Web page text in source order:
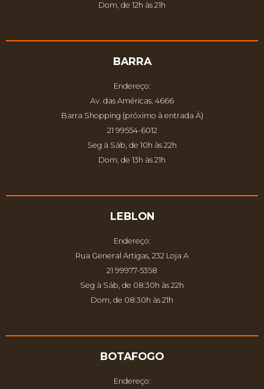
Dom, de 12h às 21h
BARRA
Endereço:
Av. das Américas, 4666
Barra Shopping (próximo à entrada À)
21 99554-6012
Seg à Sáb, de 10h às 22h
Dom, de 13h às 21h
LEBLON
Endereço:
Rua General Artigas, 232 Loja A
21 99977-5358
Seg à Sáb, de 08:30h às 22h
Dom, de 08:30h às 21h
BOTAFOGO
Endereço: